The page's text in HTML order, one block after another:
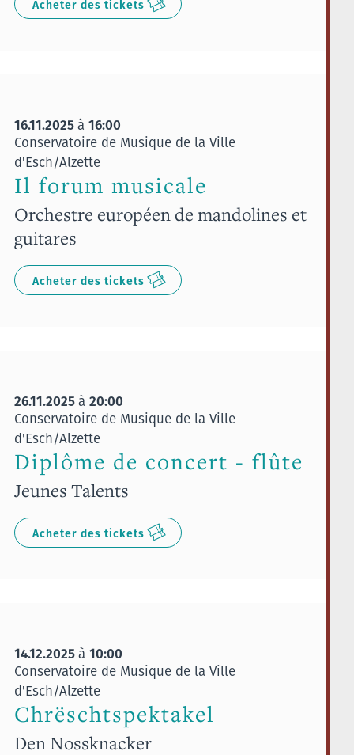
Acheter des tickets
16.11.2025à 16:00
Conservatoire de Musique de la Ville
d'Esch/Alzette
Il forum musicale
Orchestre européen de mandolines et
guitares
Acheter des tickets
26.11.2025à 20:00
Conservatoire de Musique de la Ville
d'Esch/Alzette
Diplôme de concert - flûte
Jeunes Talents
Acheter des tickets
14.12.2025à 10:00
Conservatoire de Musique de la Ville
d'Esch/Alzette
Chrëschtspektakel
Den Nossknacker